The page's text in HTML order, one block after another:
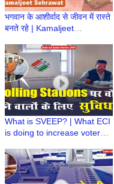
भगवान के आशीर्वाद से जीवन में रास्ते
बनते रहे | Kamaljeet
Delhi Lok Sabha
What is SVEEP? | What ECI
is doing to increase voter
Voters@polling station